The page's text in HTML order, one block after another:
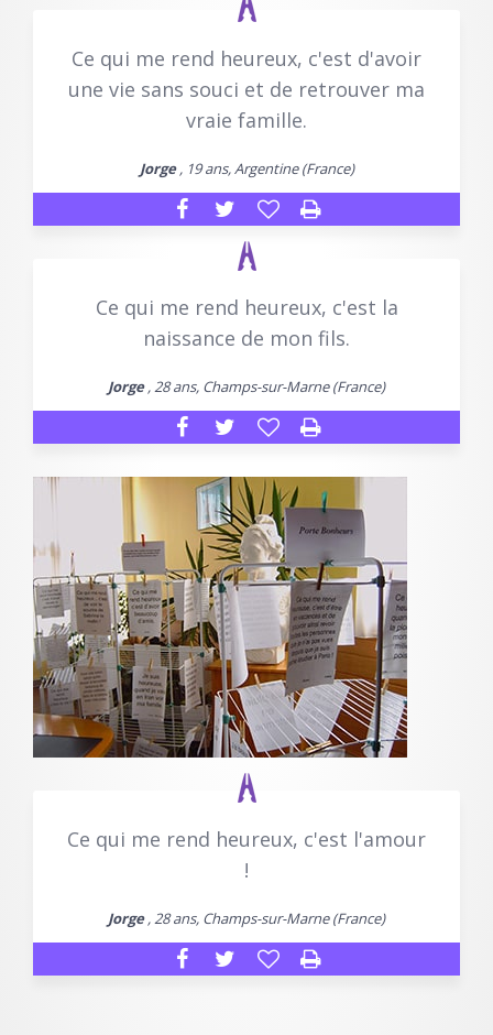
Ce qui me rend heureux, c'est d'avoir
une vie sans souci et de retrouver ma
vraie famille.
Jorge, 19 ans, Argentine (France)
Ce qui me rend heureux, c'est la
naissance de mon fils.
Jorge, 28 ans, Champs-sur-Marne (France)
Ce qui me rend heureux, c'est l'amour
!
Jorge, 28 ans, Champs-sur-Marne (France)